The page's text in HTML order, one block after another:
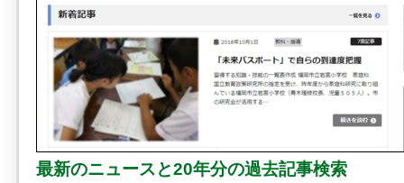
最新のニュースと20年分の過去記事検索